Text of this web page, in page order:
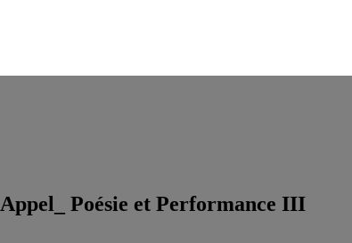
Appel_ Poésie et Performance III